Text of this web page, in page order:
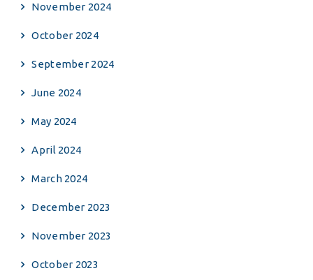
November 2024
October 2024
September 2024
June 2024
May 2024
April 2024
March 2024
December 2023
November 2023
October 2023